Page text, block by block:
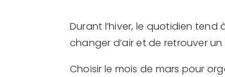
Durant l’hiver, le quotidien tend
changer d’air et de retrouver
Choisir le mois de mars pour